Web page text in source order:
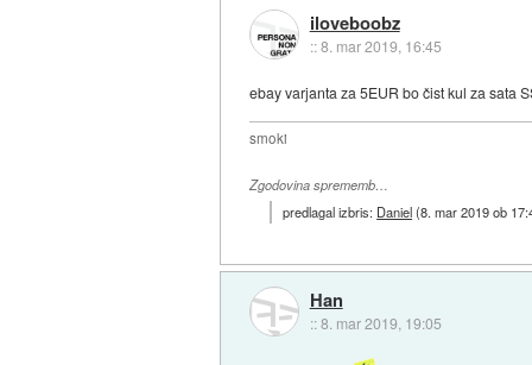
iloveboobz
::8. mar 2019, 16:45
ebay varjanta za 5EUR bo čist kul za sata
smoki
Zgodovina sprememb…
predlagal izbris: Daniel(8. mar 2019 ob
Han
::8. mar 2019, 19:05